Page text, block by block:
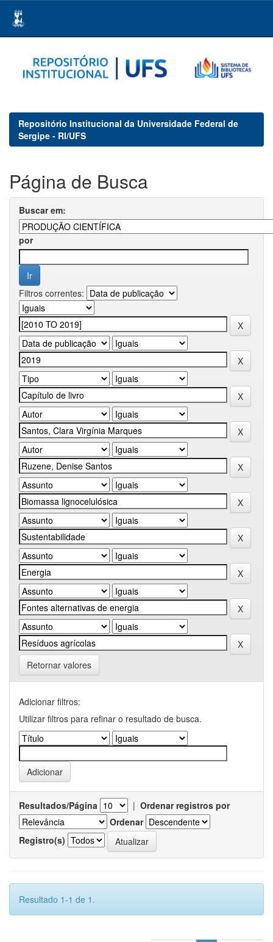
navigation
Repositório Institucional da Universidade Federal de
Sergipe - RI/UFS
Página de Busca
Buscar em:
por
Filtros correntes:
Retornar valores
Adicionar filtros:
Utilizar filtros para refinar o resultado de busca.
Resultados/Página | Ordenar registros por
Ordenar
Registro(s)
Resultado 1-1 de 1.